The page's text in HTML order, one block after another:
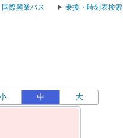
国際興業バス 乗換・時刻表検索
中 大